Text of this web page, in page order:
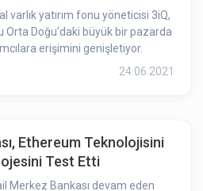
varlık yatırım fonu yöneticisi 3iQ,
Orta Doğu'daki büyük bir pazarda
erişimini genişletiyor.
24.06.2021
Ethereum Teknolojisini
Test Etti
Merkez Bankası devam eden